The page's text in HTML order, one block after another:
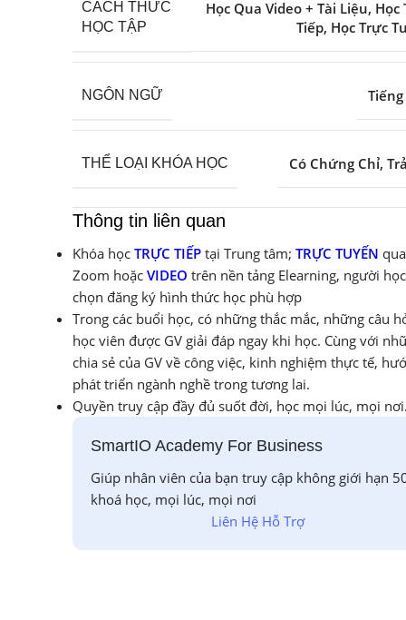
CÁCH THỨC
HỌC TẬP
Học Qua Video + Tài Liệu, Học
Tiếp, Học Trực
NGÔN NGỮ
THỂ LOẠI KHÓA HỌC Có Chứng Chỉ,
Thông tin liên quan
Khóa học TRỰC TIẾP tại Trung tâm; TRỰC TUYẾN qua
Zoom hoặc VIDEO trên nền tảng Elearning, người
chọn đăng ký hình thức học phù hợp
Trong các buổi học, có những thắc mắc, những câu
học viên được GV giải đáp ngay khi học. Cùng với
chia sẻ của GV về công việc, kinh nghiệm thực tế,
phát triển ngành nghề trong tương lai.
Quyền truy cập đầy đủ suốt đời, học mọi lúc, mọi
SmartIO Academy For Business
Giúp nhân viên của bạn truy cập không giới hạn
khoá học, mọi lúc, mọi nơi
Liên Hệ Hỗ Trợ